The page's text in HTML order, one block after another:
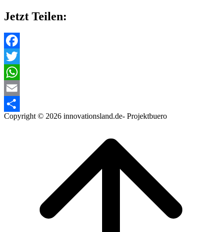
Jetzt Teilen:
Facebook
Twitter
WhatsApp
Email
Teilen
Copyright © 2026 innovationsland.de- Projektbuero